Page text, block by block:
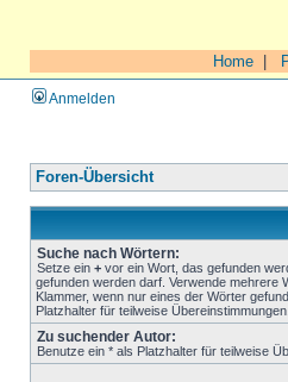
Home
Anmelden
Foren-Übersicht
Suche nach Wörtern:
Setze ein + vor ein Wort, das gefunden
gefunden werden darf. Verwende mehrere
Klammer, wenn nur eines der Wörter
Platzhalter für teilweise Übereinstimmungen.
Zu suchender Autor:
Benutze ein * als Platzhalter für teilweise